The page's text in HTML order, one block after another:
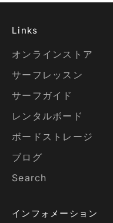
Links
オンラインストア
サーフレッスン
サーフガイド
レンタルボード
ボードストレージ
ブログ
Search
インフォメーション